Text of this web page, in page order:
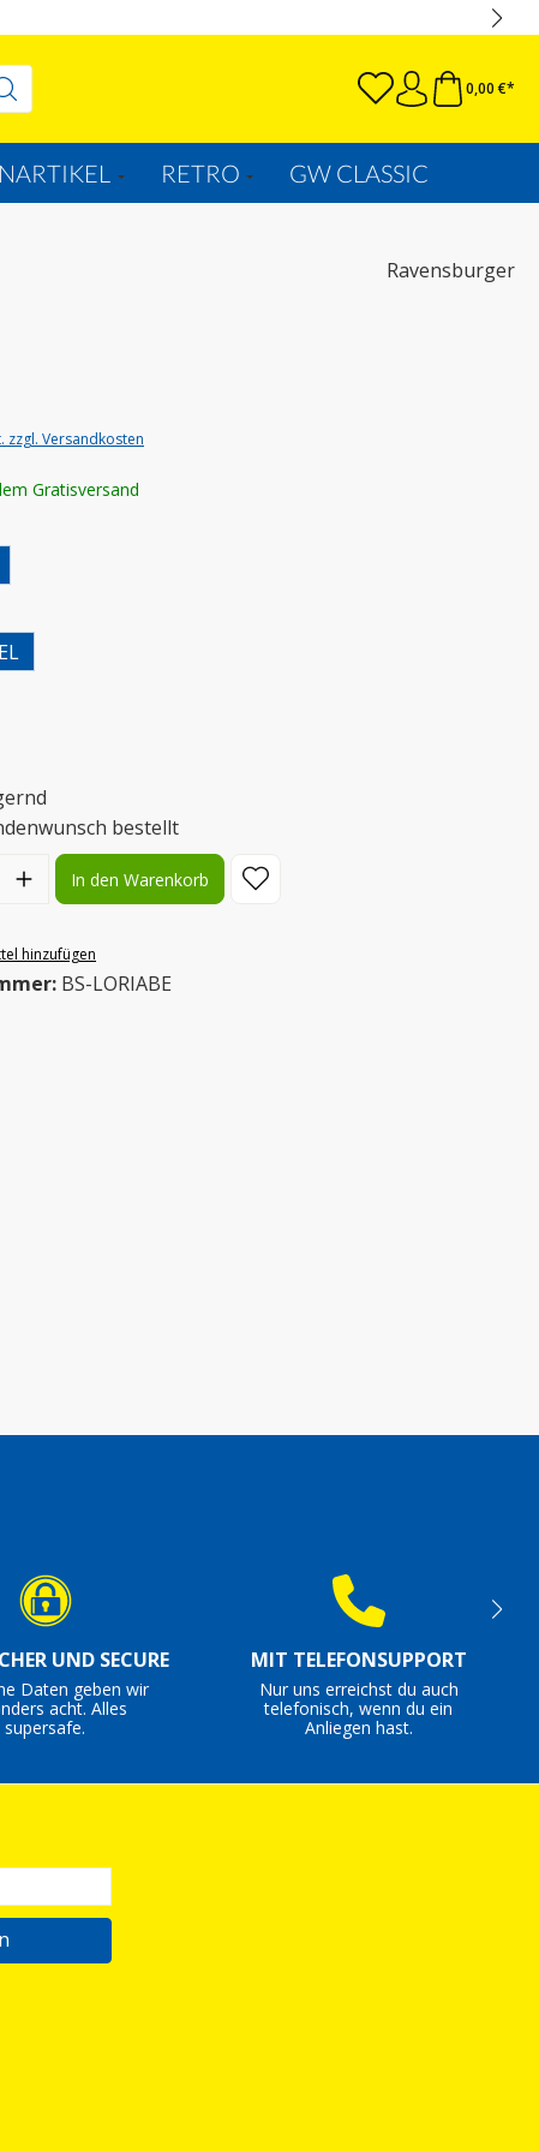
0,00 €*
RETRO GW CLASSIC
Ravensburger
zzgl. Versandkosten
Gratisversand
bestellt
Gib den gewünschten Wert ein oder benutze die
In den Warenkorb
hinzufügen
BS-LORIABE
UND SECURE
Daten geben wir
acht. Alles
supersafe.
MIT TELEFONSUPPORT
Nur uns erreichst du auch
telefonisch, wenn du ein
Anliegen hast.